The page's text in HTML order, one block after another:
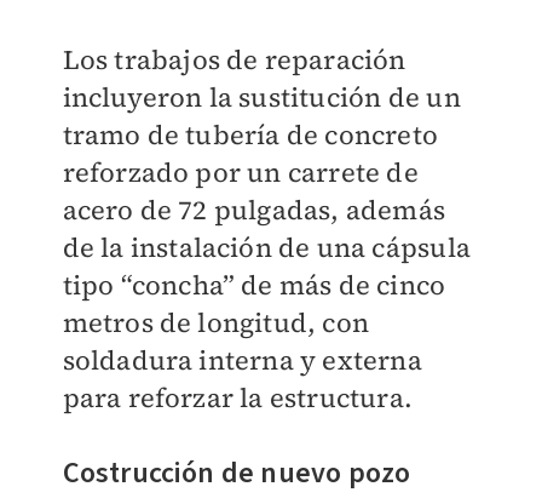
Los trabajos de reparación
incluyeron la sustitución de un
tramo de tubería de concreto
reforzado por un carrete de
acero de 72 pulgadas, además
de la instalación de una cápsula
tipo “concha” de más de cinco
metros de longitud, con
soldadura interna y externa
para reforzar la estructura.
Costrucción de nuevo pozo